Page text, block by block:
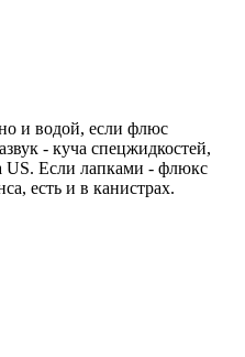
и водой, если флюс
- куча спецжидкостей,
US. Если лапками - флюкс
есть и в канистрах.